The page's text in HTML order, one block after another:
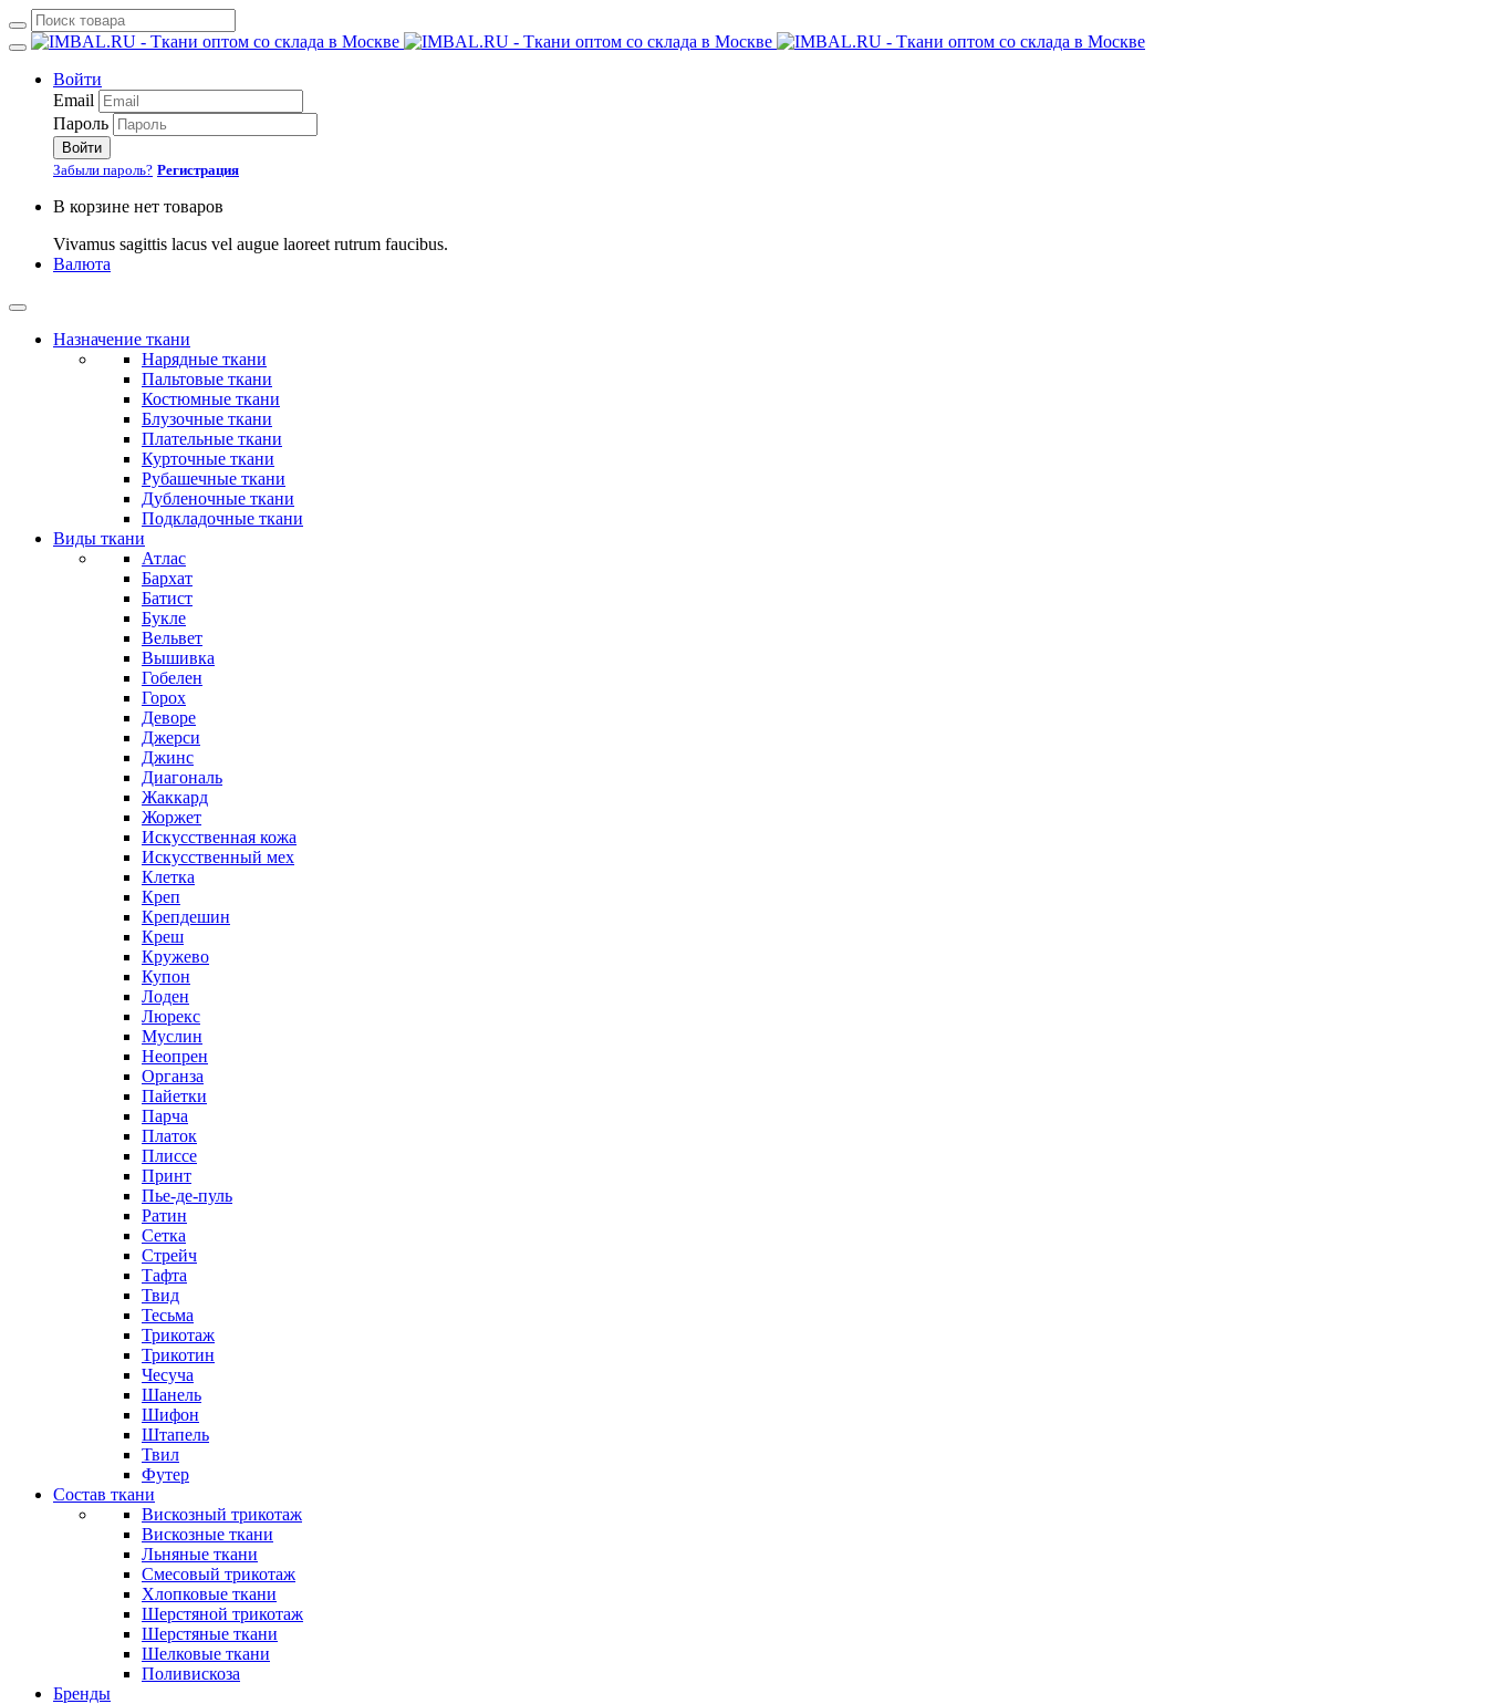
Войти
Email
Пароль
Войти
Забыли пароль? Регистрация
В корзине нет товаров
Vivamus sagittis lacus vel augue laoreet rutrum faucibus.
Валюта
Назначение ткани
Нарядные ткани
Пальтовые ткани
Костюмные ткани
Блузочные ткани
Плательные ткани
Курточные ткани
Рубашечные ткани
Дубленочные ткани
Подкладочные ткани
Виды ткани
Атлас
Бархат
Батист
Букле
Вельвет
Вышивка
Гобелен
Горох
Деворе
Джерси
Джинс
Диагональ
Жаккард
Жоржет
Искусственная кожа
Искусственный мех
Клетка
Креп
Крепдешин
Креш
Кружево
Купон
Лоден
Люрекс
Муслин
Неопрен
Органза
Пайетки
Парча
Платок
Плиссе
Принт
Пье-де-пуль
Ратин
Сетка
Стрейч
Тафта
Твид
Тесьма
Трикотаж
Трикотин
Чесуча
Шанель
Шифон
Штапель
Твил
Футер
Состав ткани
Вискозный трикотаж
Вискозные ткани
Льняные ткани
Смесовый трикотаж
Хлопковые ткани
Шерстяной трикотаж
Шерстяные ткани
Шелковые ткани
Поливискоза
Бренды